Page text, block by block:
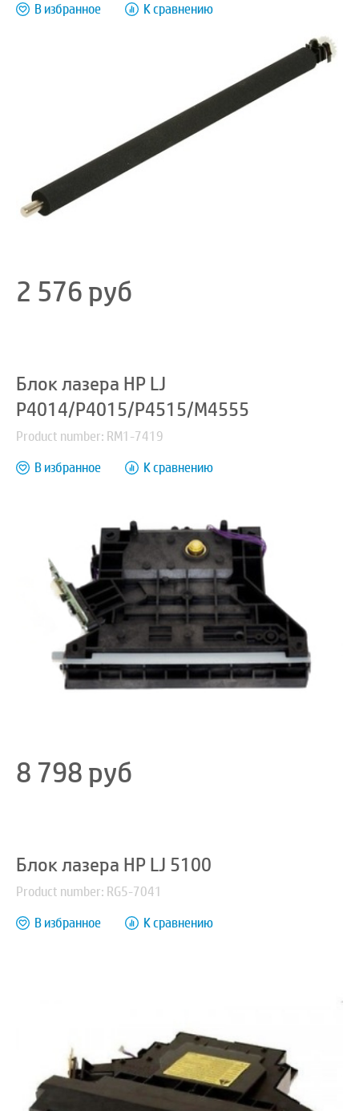
В избранное
К сравнению
2 576руб
Блок лазера HP LJ
P4014/P4015/P4515/M4555
Product number: RM1-7419
В избранное
К сравнению
8 798руб
Блок лазера HP LJ 5100
Product number: RG5-7041
В избранное
К сравнению